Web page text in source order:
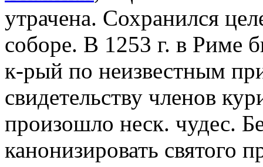
утрачена. Сохранился
соборе. В 1253 г. в Риме
к-рый по неизвестным
свидетельству членов
произошло неск. чудес.
канонизировать святого